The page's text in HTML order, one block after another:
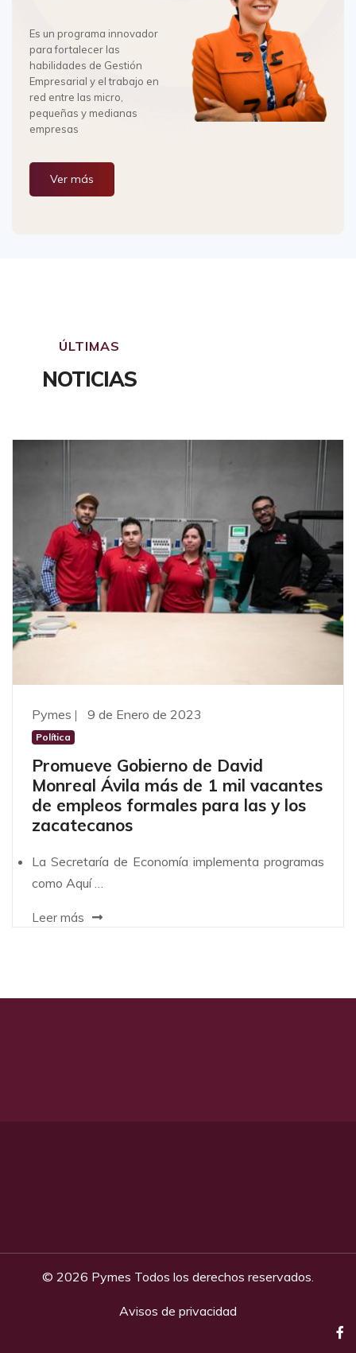
Es un programa innovador
para fortalecer las
habilidades de Gestión
Empresarial y el trabajo en
red entre las micro,
pequeñas y medianas
empresas
Ver más
ÚLTIMAS
NOTICIAS
Pymes 9 de Enero de 2023
Política
Promueve Gobierno de David
Monreal Ávila más de 1 mil vacantes
de empleos formales para las y los
zacatecanos
La Secretaría de Economía implementa programas
como Aquí …
Leer más
© 2026 Pymes Todos los derechos reservados.
Avisos de privacidad